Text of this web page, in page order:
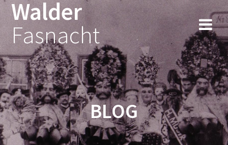
Walder
Fasnacht
BLOG